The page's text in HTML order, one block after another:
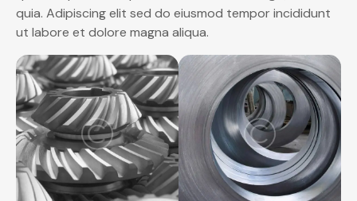
quia. Adipiscing elit sed do eiusmod tempor incididunt
ut labore et dolore magna aliqua.